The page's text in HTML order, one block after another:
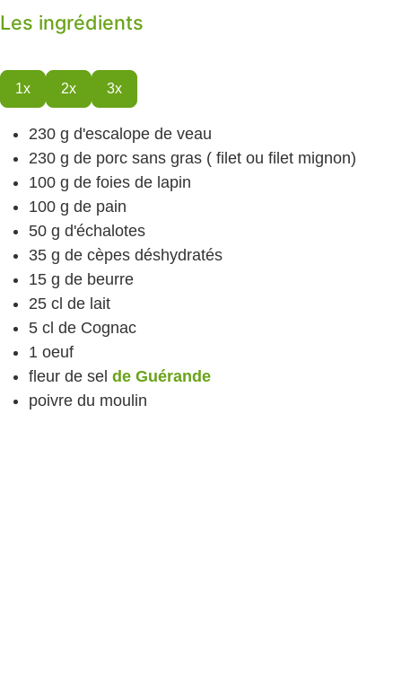
Les ingrédients
1x 2x 3x
230 g d'escalope de veau
230 g de porc sans gras ( filet ou filet mignon)
100 g de foies de lapin
100 g de pain
50 g d'échalotes
35 g de cèpes déshydratés
15 g de beurre
25 cl de lait
5 cl de Cognac
1 oeuf
fleur de sel de Guérande
poivre du moulin